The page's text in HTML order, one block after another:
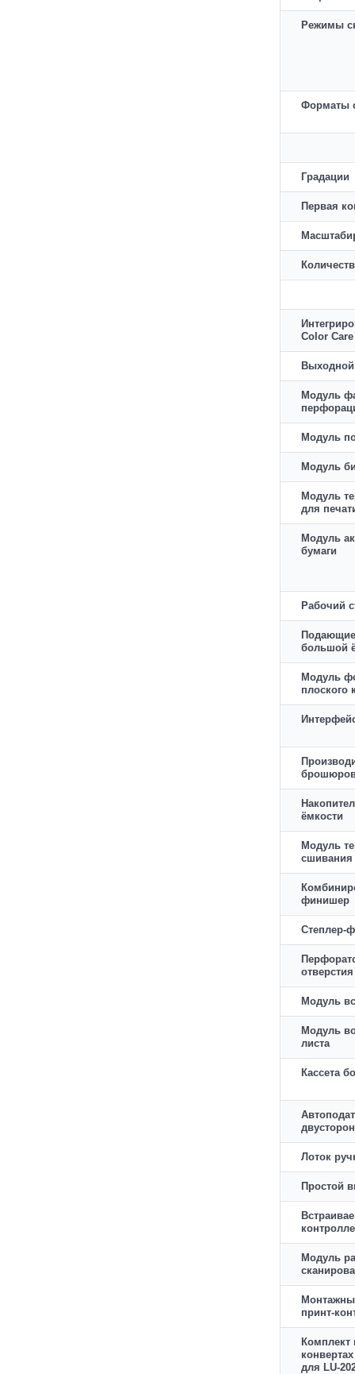
Режимы
Форматы
Градации
Первая
Color Care
Выходной
Модуль
Модуль
Модуль
Модуль
для
Модуль
бумаги
Рабочий
большой
Модуль
плоского
ёмкости
Модуль
сшивания
финишер
Степлер-
отверстия
Модуль
Модуль
листа
Кассета
Лоток
Простой
Модуль
принт-
Комплект
для LU-